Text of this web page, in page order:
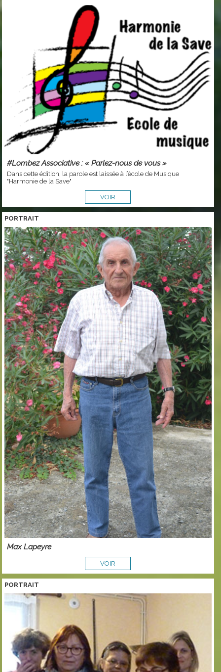
#Lombez Associative : « Parlez-nous de vous »
Dans cette édition, la parole est laissée à l’école de Musique
"Harmonie de la Save"
VOIR
PORTRAIT
Max Lapeyre
VOIR
PORTRAIT